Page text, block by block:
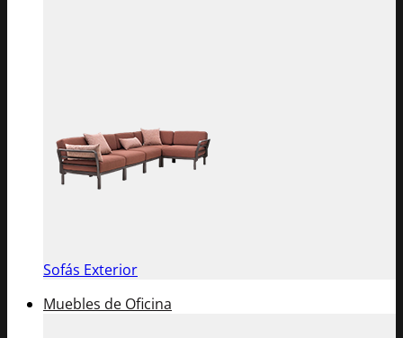
Sofás Exterior
Muebles de Oficina